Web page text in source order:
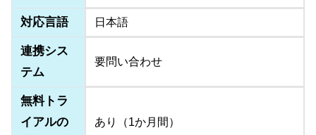
対応言語 日本語
連携シス
テム
要問い合わせ
無料トラ
イアルの
あり（1か月間）